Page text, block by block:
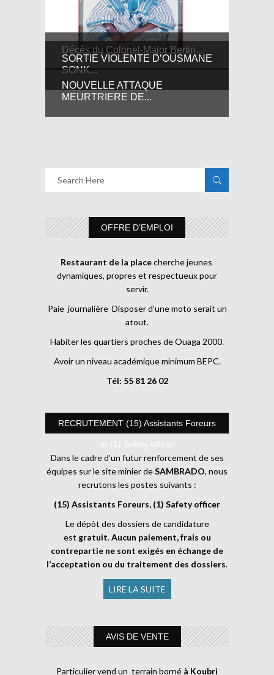
Décès du Colonel-Major Bertin...
SORTIE VIOLENTE D’OUSMANE
SONK...
NOUVELLE ATTAQUE
MEURTRIERE DE...
OFFRE D’EMPLOI
Restaurant de la placecherche jeunes
dynamiques, propres et respectueux pour
servir.
Paie journalière Disposer d’une moto serait un
atout.
Habiter les quartiers proches de Ouaga 2000.
Avoir un niveau académique minimum BEPC.
Tél: 55 81 26 02
RECRUTEMENT (15) Assistants Foreurs
et (1) Safety officer
Dans le cadre d’un futur renforcement de ses
équipes sur le site minier deSAMBRADO, nous
recrutons les postes suivants :
(15) Assistants Foreurs, (1) Safety officer
Le dépôt des dossiers de candidature
est gratuit.Aucun paiement, frais ou
contrepartie ne sont exigés en échange de
l’acceptation ou du traitement des dossiers.
LIRE LA SUITE
AVIS DE VENTE
Particulier vend un terrain borné à Koubri